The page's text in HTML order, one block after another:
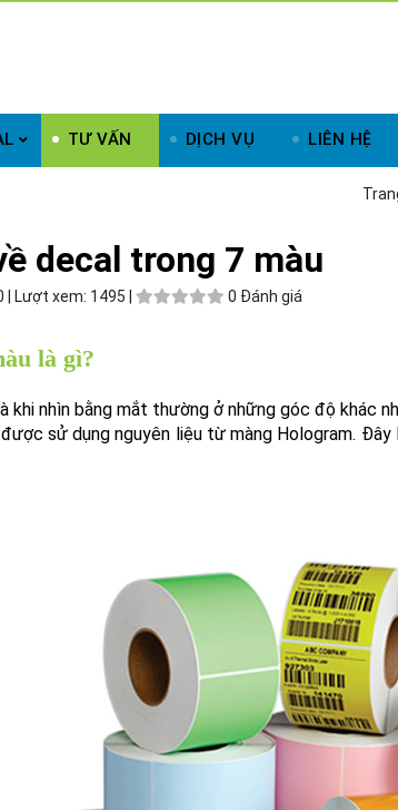
TƯ VẤN DỊCH VỤ LIÊN HỆ
decal trong 7 màu
Lượt xem: 1495 | 0 Đánh giá
là gì?
khi nhìn bằng mắt thường ở những góc độ khác
sử dụng nguyên liệu từ màng Hologram.